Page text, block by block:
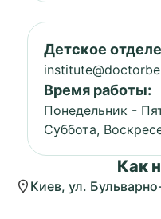
Детское
Время работы:
Понедельник -
Суббота,
Как
Киев, ул.